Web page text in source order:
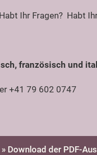
Ihr Fragen? Habt
französisch und
+41 79 602 0747
» Download der PDF-